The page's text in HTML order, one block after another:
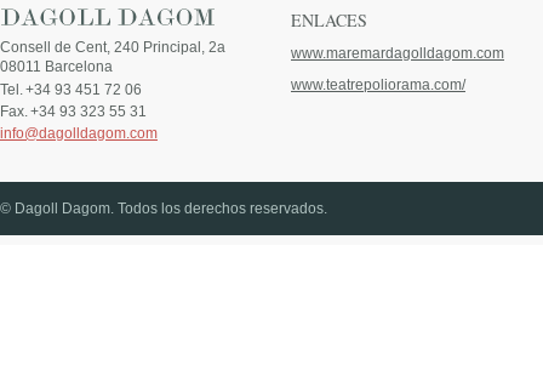
Consell de Cent, 240 Principal, 2a
08011 Barcelona
Tel. +34 93 451 72 06
Fax. +34 93 323 55 31
info@dagolldagom.com
ENLACES
www.maremardagolldagom.com
www.teatrepoliorama.com/
© Dagoll Dagom. Todos los derechos reservados.